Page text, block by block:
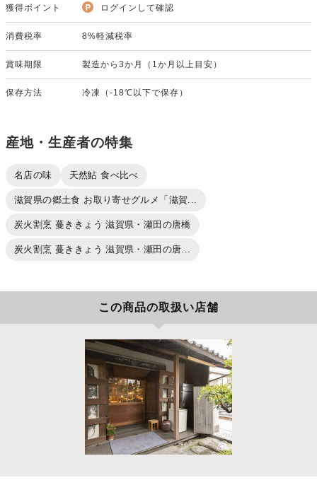
獲得ポイント ログインして確認
消費税率 8%軽減税率
賞味期限 製造から3か月（1か月以上目安）
保存方法 冷凍（-18℃以下で保存）
産地・生産者の特集
名店の味 天然鮎 食べ比べ
滋賀県の郷土食 お取り寄せグルメ「滋賀...
炭火割烹 蔓ききょう 滋賀県・瀬田の唐橋
炭火割烹 蔓ききょう 滋賀県・瀬田の唐...
この商品の取扱い店舗